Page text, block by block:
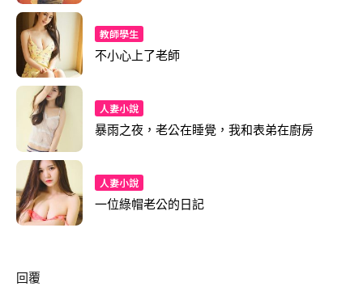
教師學生
不小心上了老師
人妻小說
暴雨之夜，老公在睡覺，我和表弟在廚房
人妻小說
一位綠帽老公的日記
回覆